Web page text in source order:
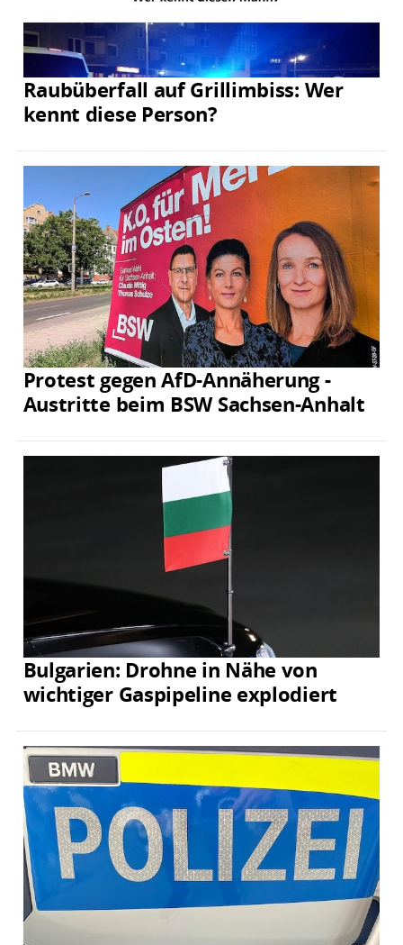
Raubüberfall auf Grillimbiss: Wer
kennt diese Person?
Protest gegen AfD-Annäherung -
Austritte beim BSW Sachsen-Anhalt
Bulgarien: Drohne in Nähe von
wichtiger Gaspipeline explodiert